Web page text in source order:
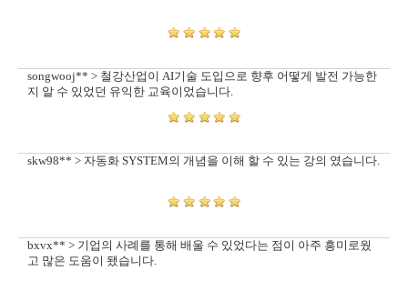
songwooj** > 철강산업이 AI기술 도입으로 향후 어떻게 발전 가능한
지 알 수 있었던 유익한 교육이었습니다.
skw98** > 자동화 SYSTEM의 개념을 이해 할 수 있는 강의 였습니다.
bxvx** > 기업의 사례를 통해 배울 수 있었다는 점이 아주 흥미로웠
고 많은 도움이 됐습니다.